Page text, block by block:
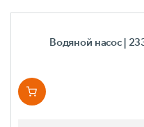
Водяной насос |